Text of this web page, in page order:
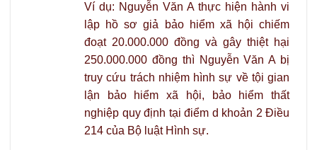
Ví dụ: Nguyễn Văn A thực hiện hành vi
lập hồ sơ giả bảo hiểm xã hội chiếm
đoạt 20.000.000 đồng và gây thiệt hại
250.000.000 đồng thì Nguyễn Văn A bị
truy cứu trách nhiệm hình sự về tội gian
lận bảo hiểm xã hội, bảo hiểm thất
nghiệp quy định tại điểm d khoản 2 Điều
214 của Bộ luật Hình sự.